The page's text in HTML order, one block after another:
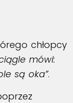
chłopcy
mówi:
są oka”.